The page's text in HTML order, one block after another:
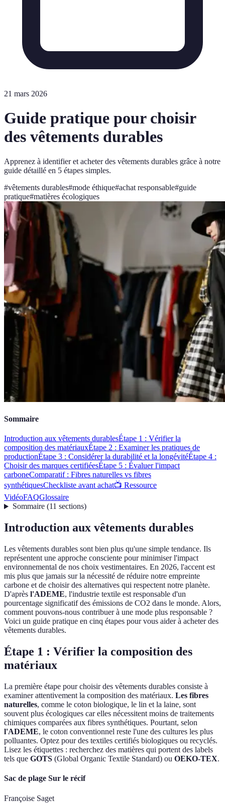
21 mars 2026
Guide pratique pour choisir
des vêtements durables
Apprenez à identifier et acheter des vêtements durables grâce à notre
guide détaillé en 5 étapes simples.
#vêtements durables#mode éthique#achat responsable#guide
pratique#matières écologiques
Sommaire
Introduction aux vêtements durablesÉtape 1 : Vérifier la
composition des matériauxÉtape 2 : Examiner les pratiques de
productionÉtape 3 : Considérer la durabilité et la longévitéÉtape 4 :
Choisir des marques certifiéesÉtape 5 : Évaluer l'impact
carboneComparatif : Fibres naturelles vs fibres
synthétiquesCheckliste avant achat📺 Ressource
VidéoFAQGlossaire
Sommaire(11 sections)
Introduction aux vêtements durables
Les vêtements durables sont bien plus qu'une simple tendance. Ils
représentent une approche consciente pour minimiser l'impact
environnemental de nos choix vestimentaires. En 2026, l'accent est
mis plus que jamais sur la nécessité de réduire notre empreinte
carbone et de choisir des alternatives qui respectent notre planète.
D'après l'ADEME, l'industrie textile est responsable d'un
pourcentage significatif des émissions de CO2 dans le monde. Alors,
comment pouvons-nous contribuer à une mode plus responsable ?
Voici un guide pratique en cinq étapes pour vous aider à acheter des
vêtements durables.
Étape 1 : Vérifier la composition des
matériaux
La première étape pour choisir des vêtements durables consiste à
examiner attentivement la composition des matériaux. Les fibres
naturelles, comme le coton biologique, le lin et la laine, sont
souvent plus écologiques car elles nécessitent moins de traitements
chimiques comparées aux fibres synthétiques. Pourtant, selon
l'ADEME, le coton conventionnel reste l'une des cultures les plus
polluantes. Optez pour des textiles certifiés biologiques ou recyclés.
Lisez les étiquettes : recherchez des matières qui portent des labels
tels que GOTS (Global Organic Textile Standard) ou OEKO-TEX.
Sac de plage Sur le récif
Françoise Saget